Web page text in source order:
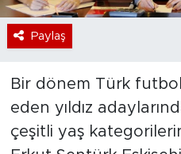
Paylaş
Bir dönem Türk
eden yıldız
çeşitli yaş
Dünya
Sektör